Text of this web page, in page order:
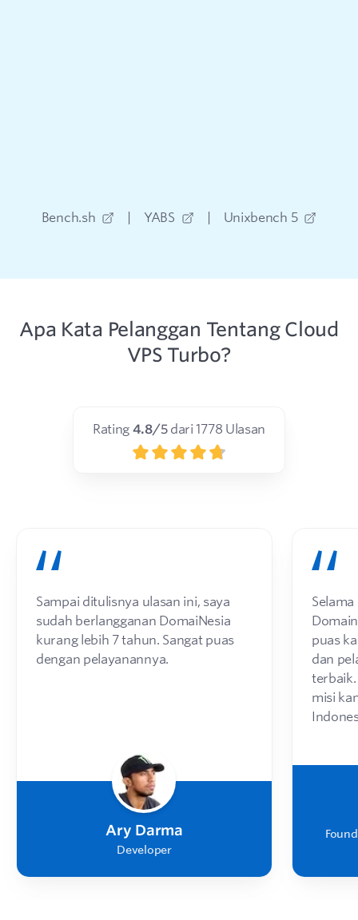
Bench.sh YABS Unixbench 5
Apa Kata Pelanggan Tentang Cloud
VPS Turbo?
Rating 4.8/5dari1778 Ulasan
Sampai ditulisnya ulasan ini, saya
sudah berlangganan DomaiNesia
kurang lebih 7 tahun. Sangat puas
dengan pelayanannya.
Ary Darma
Developer
puas
dan
terbaik.
misi